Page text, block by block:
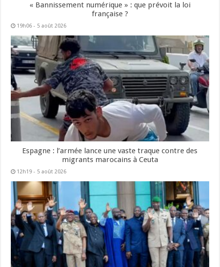
« Bannissement numérique » : que prévoit la loi
française ?
19h06 - 5 août 2026
Espagne : l’armée lance une vaste traque contre des
migrants marocains à Ceuta
12h19 - 5 août 2026